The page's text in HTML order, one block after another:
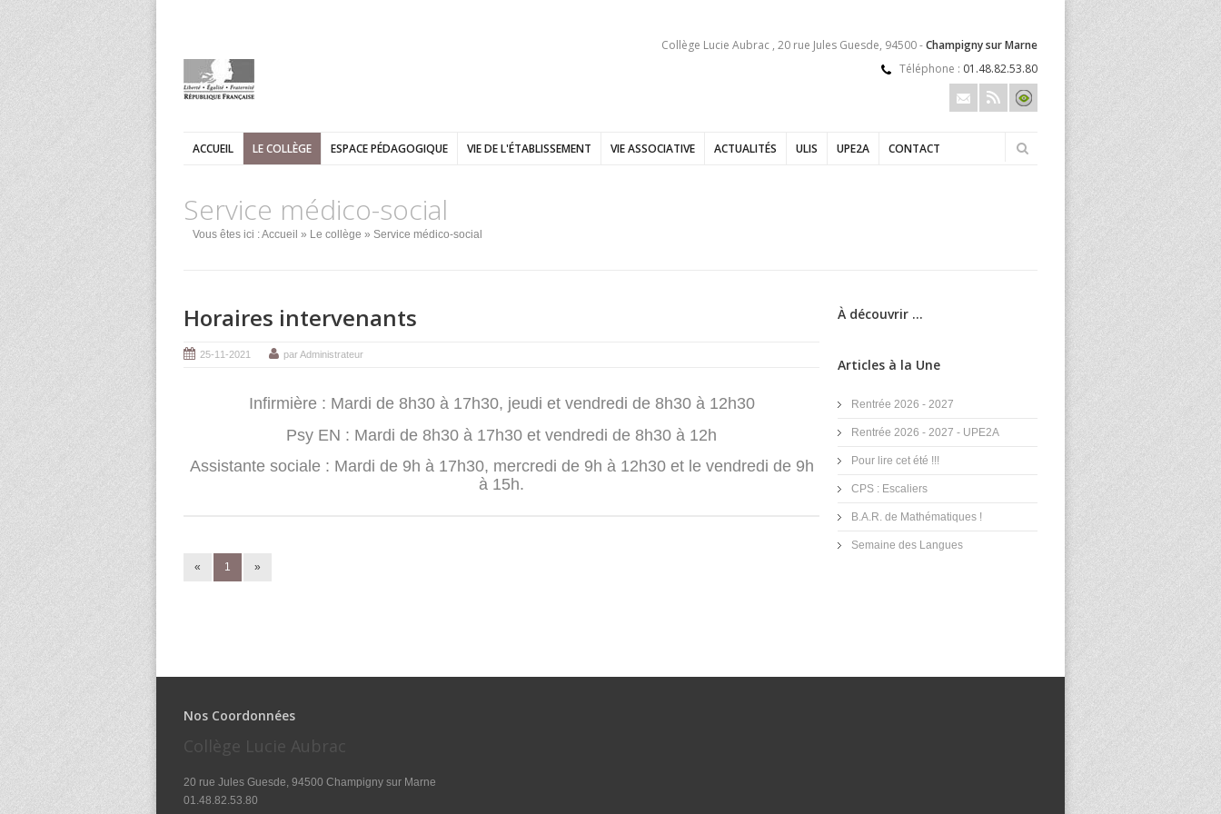
Collège Lucie Aubrac , 20 rue Jules Guesde, 94500 -Champigny sur Marne
Téléphone : 01.48.82.53.80
ACCUEIL LE COLLÈGE ESPACE PÉDAGOGIQUE VIE DE L'ÉTABLISSEMENT VIE ASSOCIATIVE ACTUALITÉS ULIS UPE2A CONTACT
Service médico-social
Vous êtes ici :Accueil » Le collège » Service médico-social
Horaires intervenants
25-11-2021 par Administrateur
Infirmière : Mardi de 8h30 à 17h30, jeudi et vendredi de 8h30 à 12h30
Psy EN : Mardi de 8h30 à 17h30 et vendredi de 8h30 à 12h
Assistante sociale : Mardi de 9h à 17h30, mercredi de 9h à 12h30 et le vendredi de 9h
à 15h.
« 1 »
À découvrir ...
Articles à la Une
Rentrée 2026 - 2027
Rentrée 2026 - 2027 - UPE2A
Pour lire cet été !!!
CPS : Escaliers
B.A.R. de Mathématiques !
Semaine des Langues
Nos Coordonnées
Collège Lucie Aubrac
20 rue Jules Guesde, 94500 Champigny sur Marne
01.48.82.53.80